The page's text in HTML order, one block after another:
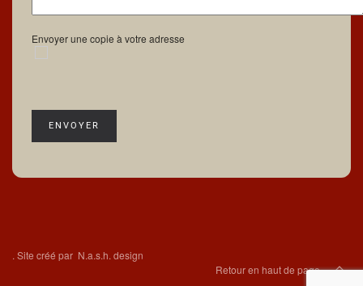
Envoyer une copie à votre adresse
ENVOYER
. Site créé par N.a.s.h. design
Retour en haut de page